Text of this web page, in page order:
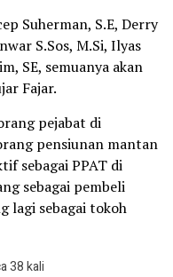
Suherman, S.E, Derry
S.Sos, M.Si, Ilyas
SE, semuanya akan
Fajar.
pejabat di
pensiunan mantan
sebagai PPAT di
sebagai pembeli
lagi sebagai tokoh
38 kali